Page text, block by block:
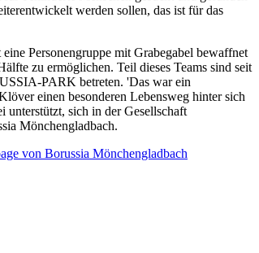
werden sollen, das ist für das
Personengruppe mit Grabegabel bewaffnet
zu ermöglichen. Teil dieses Teams sind seit
PARK betreten. 'Das war ein
einen besonderen Lebensweg hinter sich
unterstützt, sich in der Gesellschaft
Mönchengladbach.
von Borussia Mönchengladbach